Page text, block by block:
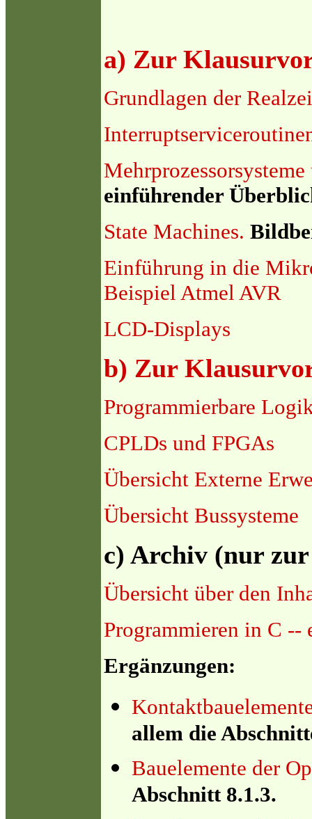
a) Zur
Grundlagen der
einführender
State Machines.
Einführung in die
Beispiel Atmel AVR
LCD-Displays
b) Zur
Programmierbare
CPLDs und FPGAs
Übersicht Externe
Übersicht Bussysteme
c) Archiv (nur
Übersicht über den
Programmieren in C
Ergänzungen:
allem die
Bauelemente der
Abschnitt 8.1.3.